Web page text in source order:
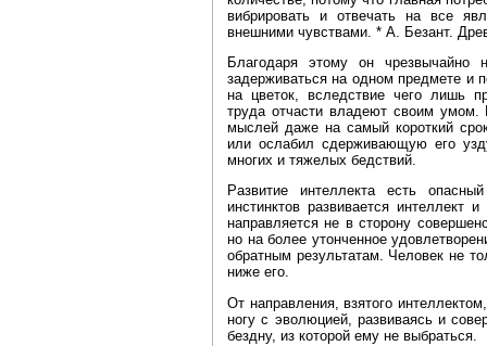
вибрировать и отвечать на все
внешними чувствами. * А. Безант.
Благодаря этому он чрезвычайно
задерживаться на одном предмете и
на цветок, вследствие чего лишь
труда отчасти владеют своим умом.
мыслей даже на самый короткий
или ослабил сдерживающую его
многих и тяжелых бедствий.
Развитие интеллекта есть
инстинктов развивается интеллект
направляется не в сторону
но на более утонченное
обратным результатам. Человек не
ниже его.
От направления, взятого
ногу с эволюцией, развиваясь и
бездну, из которой ему не выбраться.